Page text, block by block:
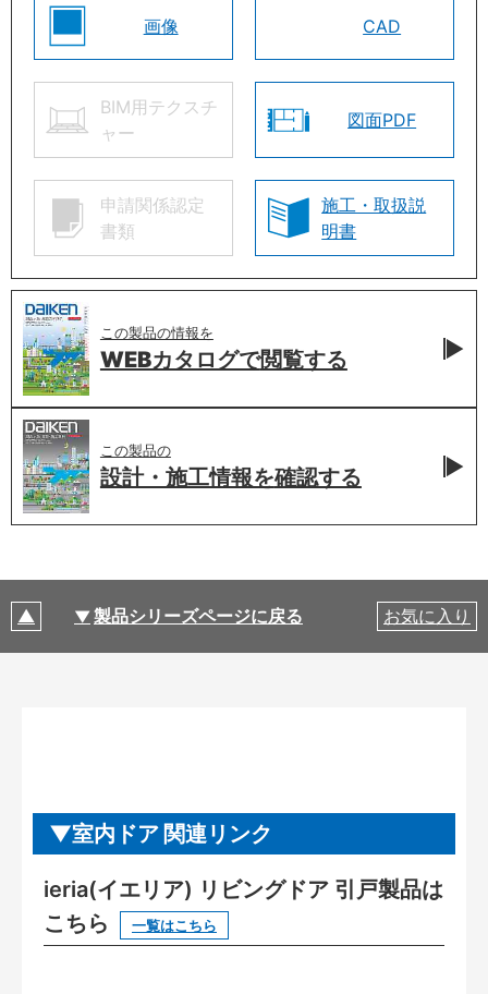
画像 CAD
BIM用テクスチ
ャー
図面PDF
申請関係認定
書類
施工・取扱説
明書
この製品の情報を
WEBカタログで閲覧する
この製品の
設計・施工情報を確認する
製品シリーズページに戻る お気に入り
室内ドア 関連リンク
ieria(イエリア) リビングドア 引戸製品は
こちら
一覧はこちら